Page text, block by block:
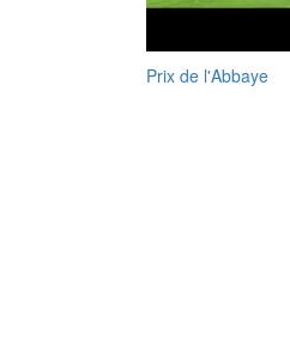
Prix de l'Abbaye